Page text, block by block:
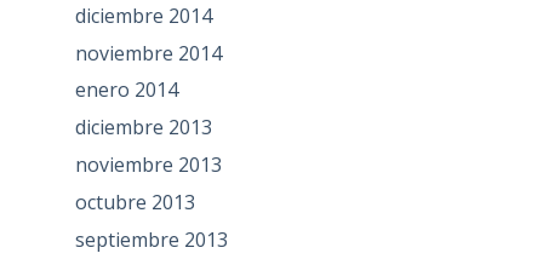
diciembre 2014
noviembre 2014
enero 2014
diciembre 2013
noviembre 2013
octubre 2013
septiembre 2013